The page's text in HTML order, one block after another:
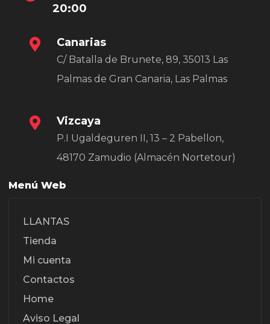
20:00
Canarias
C/ Batalla de Brunete, 89, 35013 Las
Palmas de Gran Canaria, Las Palmas
Vizcaya
P.I Ugaldeguren II, 13 – 2 Pabellon,
48170 Zamudio (Almacén Nortetour)
Menú Web
LLANTAS
Tienda
Mi cuenta
Contactos
Home
Aviso Legal